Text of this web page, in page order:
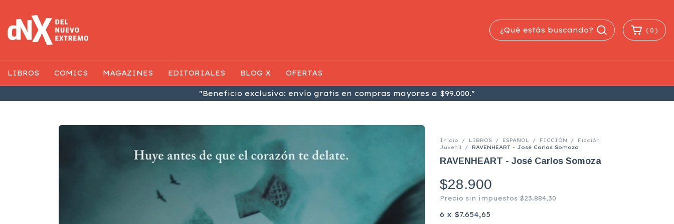
"Beneficio exclusivo: envío gratis en compras mayores a $99.000."
( 0 )
LIBROS COMICS MAGAZINES EDITORIALES BLOG X OFERTAS
Inicio / LIBROS / ESPAÑOL / FICCIÓN /
Ficción
Juvenil
/ RAVENHEART - José Carlos Somoza
RAVENHEART - José Carlos Somoza
$28.900
Precio sin impuestos $23.884,30
6 x $7.654,65